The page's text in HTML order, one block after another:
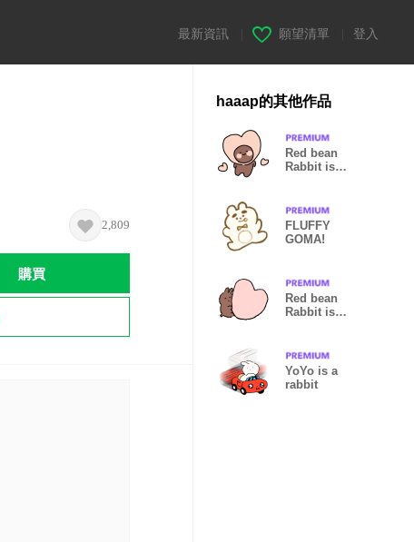
最新資訊 願望清單 登入
2,809
購買
haaap的其他作品
Red bean
Rabbit is
FLUFFY
GOMA!
Red bean
Rabbit is
YoYo is a
rabbit